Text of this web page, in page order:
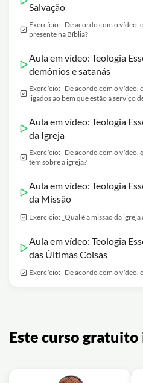
Salvação
Exercício: _De acordo com o vídeo,
presente na Bíblia?
Aula em vídeo: Teologia
demônios e satanás
Exercício: _De acordo com o vídeo,
ligados ao bem que estão a serviço
Aula em vídeo: Teologia
da Igreja
Exercício: _De acordo com o vídeo,
têm sobre a igreja?
Aula em vídeo: Teologia
da Missão
Exercício: _Qual é a missão da
Aula em vídeo: Teologia
das Últimas Coisas
Exercício: _De acordo com o vídeo,
Este curso